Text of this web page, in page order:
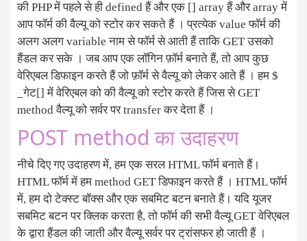
की PHP में पहले से ही defined हैं और एक [] array हैं और array में
आप फॉर्म की वैल्यू को स्टोर कर सकते हैं । प्रत्येक value फॉर्म की
अलग अलग variable नाम से फॉर्म से आती हैं ताकि GET उसको
हैंडल कर सके । जब आप एक लॉगिन फ़ॉर्म बनाते हैं, तो आप कुछ
वेरिएबल डिफाइन करते हैं जो फ़ॉर्म से वैल्यू को लेकर आते हैं । हम $
_गेट[] में वेरिएबल को की वैल्यू को स्टोर करते हैं जिस से GET
method वैल्यू को सर्वर पर transfer कर देता हैं ।
POST method का उदाहरण
नीचे दिए गए उदाहरण में, हम एक सरल HTML फॉर्म बनाते हैं।
HTML फॉर्म में हम method GET डिफाइन करते हैं । HTML फॉर्म
में, हम दो टेक्स्ट बॉक्स और एक सबमिट बटन बनाते हैं। यदि यूजर
सबमिट बटन पर क्लिक करता है, तो फॉर्म की सभी वैल्यू GET वेरिएबल
के द्वारा हैंडल की जाती और वैल्यू सर्वर पर ट्रांसफर हो जाती हैं ।